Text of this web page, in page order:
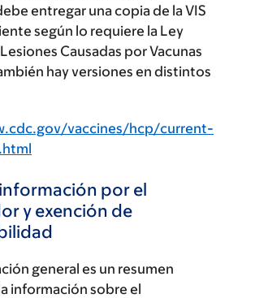
entregar una copia de la VIS
según lo requiere la Ley
Causadas por Vacunas
hay versiones en distintos
vaccines/hcp/current-
por el
y exención de
general es un resumen
información sobre el